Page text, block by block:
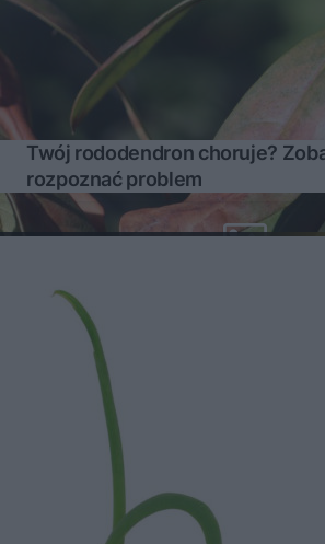
Twój rododendron choruje?
rozpoznać problem